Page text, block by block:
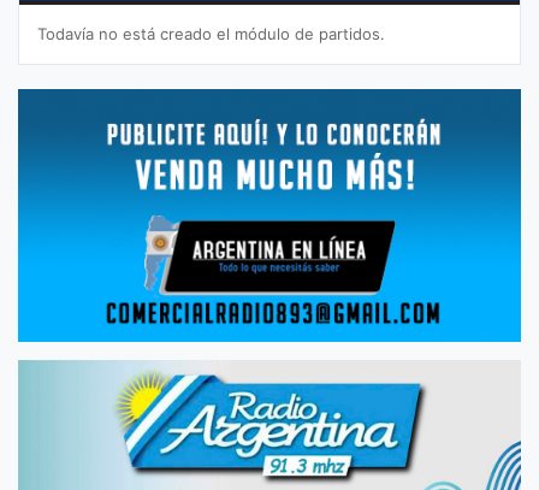
Todavía no está creado el módulo de partidos.